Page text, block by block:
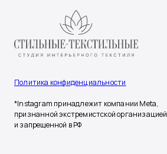
Политика конфиденциальности
*Instagram принадлежит компании Meta,
признанной экстремистской организацией
и запрещенной в РФ